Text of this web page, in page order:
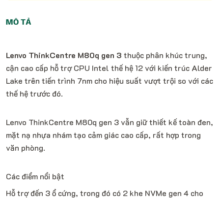
MÔ TẢ
Lenvo ThinkCentre M80q gen 3 thuộc phân khúc trung,
cận cao cấp hỗ trợ CPU Intel thế hệ 12 với kiến trúc Alder
Lake trên tiến trình 7nm cho hiệu suất vượt trội so với các
thế hệ trước đó.
Lenvo ThinkCentre M80q gen 3 vẫn giữ thiết kế toàn đen,
mặt nạ nhựa nhám tạo cảm giác cao cấp, rất hợp trong
văn phòng.
Các điểm nổi bật
Hỗ trợ đến 3 ổ cứng, trong đó có 2 khe NVMe gen 4 cho